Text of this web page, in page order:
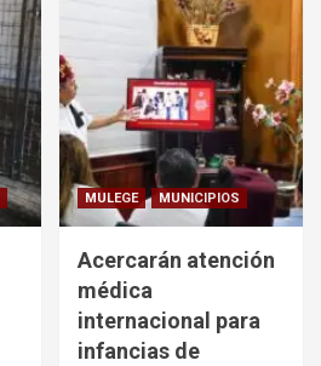
MULEGE MUNICIPIOS
Acercarán atención
médica
internacional para
infancias de